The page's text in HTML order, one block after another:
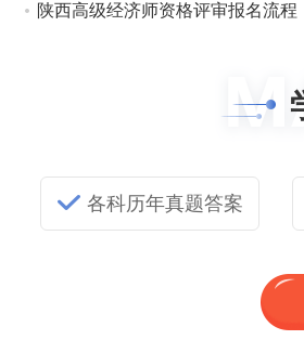
件！附报名流程~
陕西高级经济师资格评审报名流程
各科历年真题答案